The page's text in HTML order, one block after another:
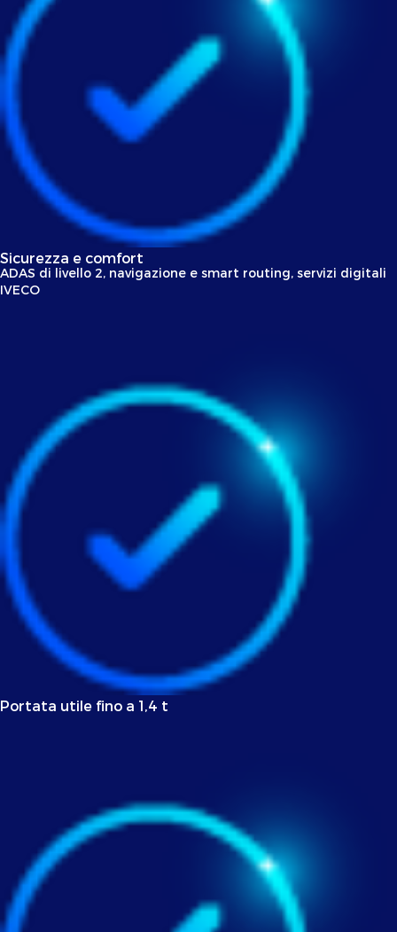
Sicurezza e comfort
ADAS di livello 2, navigazione e smart routing, servizi digitali
IVECO
Portata utile fino a 1,4 t